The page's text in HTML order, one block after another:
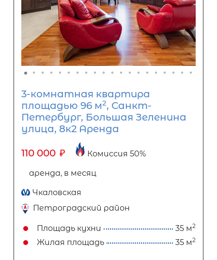
3-комнатная квартира
площадью 96 м2, Санкт-
Петербург, Большая Зеленина
улица, 8к2 Аренда
110 000 ₽ Комиссия 50%
аренда, в месяц
Чкаловская
Петроградский район
Площадь кухни 35 м2
Жилая площадь 35 м2